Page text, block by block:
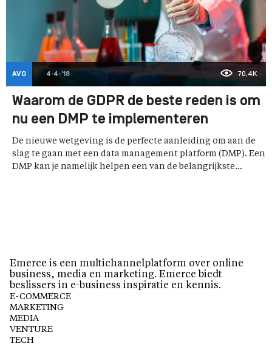
AVG 4-4-'18 70,4K
Waarom de GDPR de beste reden is om
nu een DMP te implementeren
De nieuwe wetgeving is de perfecte aanleiding om aan de
slag te gaan met een data management platform (DMP). Een
DMP kan je namelijk helpen een van de belangrijkste...
Emerce is een multichannelplatform over online
business, media en marketing. Emerce biedt
beslissers in e-business inspiratie en kennis.
E-COMMERCE
MARKETING
MEDIA
VENTURE
TECH